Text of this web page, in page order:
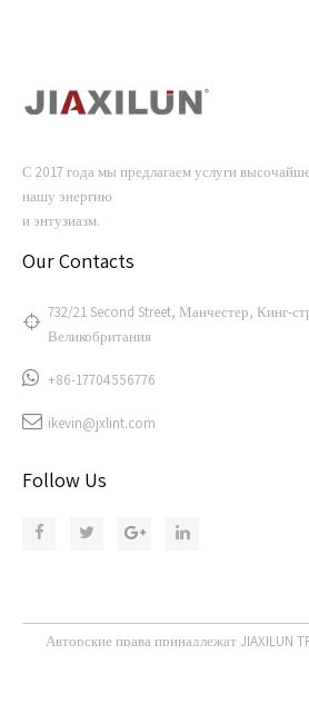
С 2017 года мы предлагаем услуги
нашу энергию
и энтузиазм.
Our Contacts
732/21 Second Street, Манчестер, Кинг-
Великобритания
+86-17704556776
ikevin@jxlint.com
Follow Us
Авторские права принадлежат JIAXILUN